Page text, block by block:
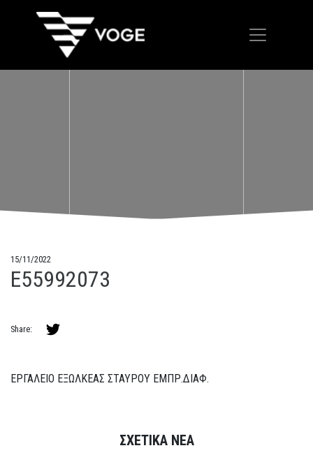
15/11/2022
E55992073
Share:
ΕΡΓΑΛΕΙΟ ΕΞΩΛΚΕΑΣ ΣΤΑΥΡΟΥ ΕΜΠΡ.ΔΙΑΦ.
ΣΧΕΤΙΚΑ ΝΕΑ